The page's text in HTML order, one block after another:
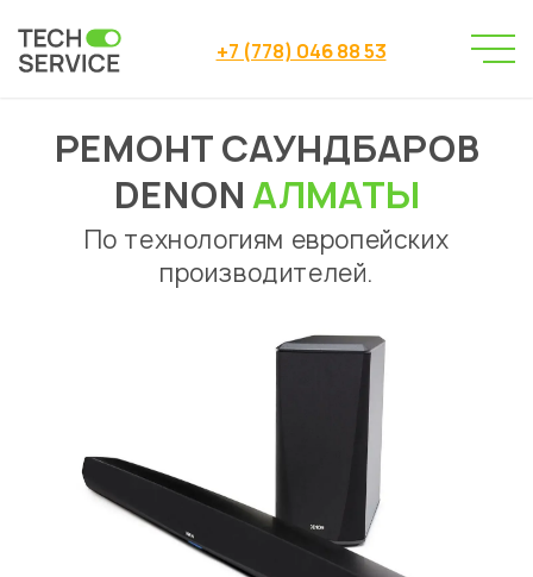
+7 (778) 046 88 53
Сервисный центр → Ремонт саундбаров
Ремонт саундбаров DENON Алматы
РЕМОНТ САУНДБАРОВ
DENONАЛМАТЫ
По технологиям европейских
производителей.